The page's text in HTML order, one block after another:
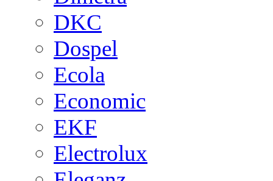
DKC
Dospel
Ecola
Economic
EKF
Electrolux